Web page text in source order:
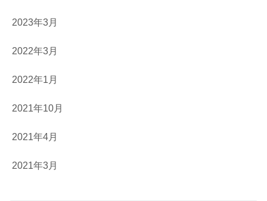
2023年3月
2022年3月
2022年1月
2021年10月
2021年4月
2021年3月